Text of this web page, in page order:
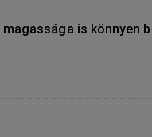
is könnyen